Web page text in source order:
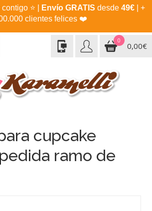
contigo ⭐ Envío GRATIS desde 49€| +
clientes felices ❤️
0
0,00€
cupcake
ramo de